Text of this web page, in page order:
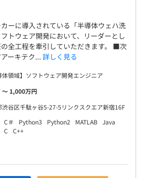
ーに導入されている「半導体ウェハ洗
トウェア開発において、リーダーとし
全工程を牽引していただきます。 ■次
ーキテク... 詳しく見る
体領域】ソフトウェア開発エンジニア
〜 1,000万円
渋谷区千駄ヶ谷5-27-5リンクスクエア新宿16F
C＃ Python3 Python2 MATLAB Java
C
C++